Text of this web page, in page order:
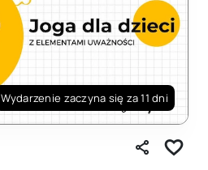
Wydarzenie zaczyna się za 11 dni